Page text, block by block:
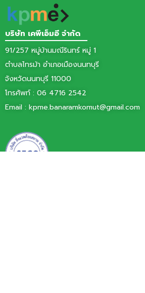
บริษัท เคพีเอ็มอี จำกัด
91/257 หมู่บ้านมณีรินทร์ หมู่ 1
ตำบลไทรม้า อำเภอเมืองนนทบุรี
จังหวัดนนทบุรี 11000
โทรศัพท์ : 06 4716 2542
Email : kpme.banaramkomut@gmail.com